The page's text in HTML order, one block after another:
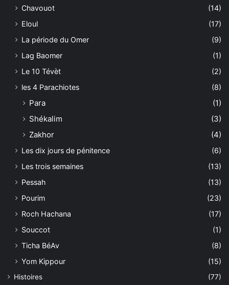
Chavouot
(14)
Eloul
(17)
La période du Omer
(9)
Lag Baomer
(1)
Le 10 Tévèt
(2)
les 4 Parachiotes
(8)
Para
(1)
Shékalim
(3)
Zakhor
(4)
Les dix jours de pénitence
(6)
Les trois semaines
(13)
Pessah
(13)
Pourim
(23)
Roch Hachana
(17)
Souccot
(1)
Ticha BéAv
(8)
Yom Kippour
(15)
Histoires
(77)